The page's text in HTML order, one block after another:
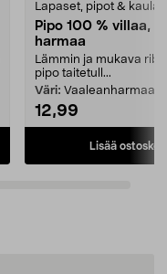
Lapaset, pipot &
Pipo 100 % villaa,
harmaa
Lämmin ja mukava
pipo taitetull...
Väri: Vaaleanharmaa
12,99
Lisää